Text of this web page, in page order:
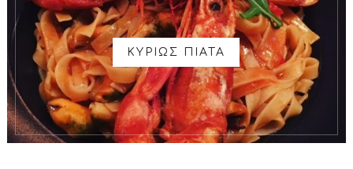
ΚΥΡΙΩΣ ΠΙΑΤΑ